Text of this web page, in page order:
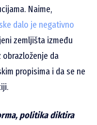
Naime,
dalo je negativno
zemljišta između
obrazloženje da
propisima i da se ne
politika diktira